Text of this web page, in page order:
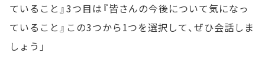
ていること』3つ目は『皆さんの今後について気になっ
ていること』この3つから1つを選択して、ぜひ会話しま
しょう」